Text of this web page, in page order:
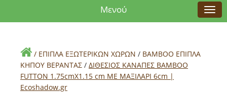
Μενού
/ ΕΠΙΠΛΑ ΕΞΩΤΕΡΙΚΩΝ ΧΩΡΩΝ / BAMBOO ΕΠΙΠΛΑ
ΚΗΠΟΥ ΒΕΡΑΝΤΑΣ / ΔΙΘΕΣΙΟΣ ΚΑΝΑΠΕΣ ΒΑΜΒΟΟ
FUTΤON 1.75cmX1.15 cm ΜΕ ΜΑΞΙΛΑΡΙ 6cm |
Εcoshadow.gr